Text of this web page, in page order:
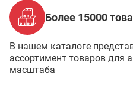
Более 15000
В нашем каталоге
ассортимент товаров для
масштаба